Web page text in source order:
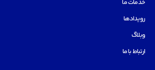
خدمات ما
رویدادها
وبلاگ
ارتباط با ما